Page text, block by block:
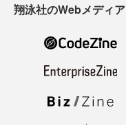
翔泳社のWebメディア